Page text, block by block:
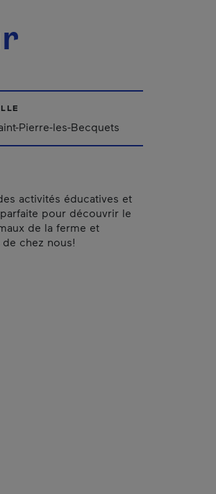
Pierre-les-Becquets
activités éducatives et
parfaite pour découvrir le
de la ferme et
chez nous!